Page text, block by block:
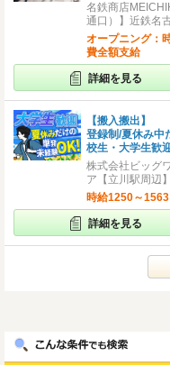
名鉄商店
通口）】近鉄名
オープニング：
費全額支給
詳細を見る
【搬入搬出】
登録制/夏休み
校生・大学生歓
株式会社ビッグ
ア【立川駅周辺
時給1250～
詳細を見る